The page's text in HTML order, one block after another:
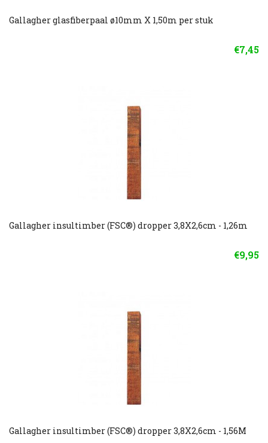
Gallagher glasfiberpaal ø10mm X 1,50m per stuk
€7,45
Gallagher insultimber (FSC®) dropper 3,8X2,6cm - 1,26m
€9,95
Gallagher insultimber (FSC®) dropper 3,8X2,6cm - 1,56M